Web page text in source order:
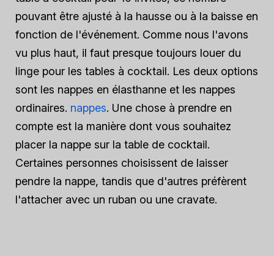
pouvant être ajusté à la hausse ou à la baisse en
fonction de l'événement. Comme nous l'avons
vu plus haut, il faut presque toujours louer du
linge pour les tables à cocktail. Les deux options
sont les nappes en élasthanne et les nappes
ordinaires. nappes. Une chose à prendre en
compte est la manière dont vous souhaitez
placer la nappe sur la table de cocktail.
Certaines personnes choisissent de laisser
pendre la nappe, tandis que d'autres préfèrent
l'attacher avec un ruban ou une cravate.